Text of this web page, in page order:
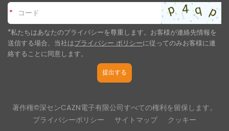
*
*私たちはあなたのプライバシーを尊重します。お客様が連絡先情報を
送信する場合、当社はプライバシー ポリシーに従ってのみお客様に連
絡することに同意します。
提出する
著作権©深センCAZN電子有限公司すべての権利を留保します。
プライバシーポリシー
サイトマップ クッキー